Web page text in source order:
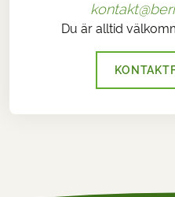
Du är alltid